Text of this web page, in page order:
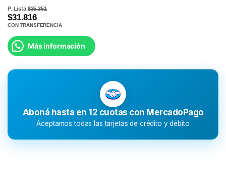
P. Lista$35.351
$31.816
CON TRANSFERENCIA
Más información
Aboná hasta en 12 cuotas con MercadoPago
Aceptamos todas las tarjetas de crédito y débito